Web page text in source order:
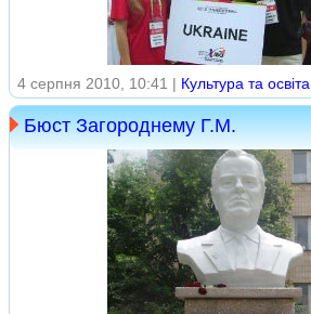
4 серпня 2010, 10:41 | Культура та освіта
Бюст Загороднему Г.М.